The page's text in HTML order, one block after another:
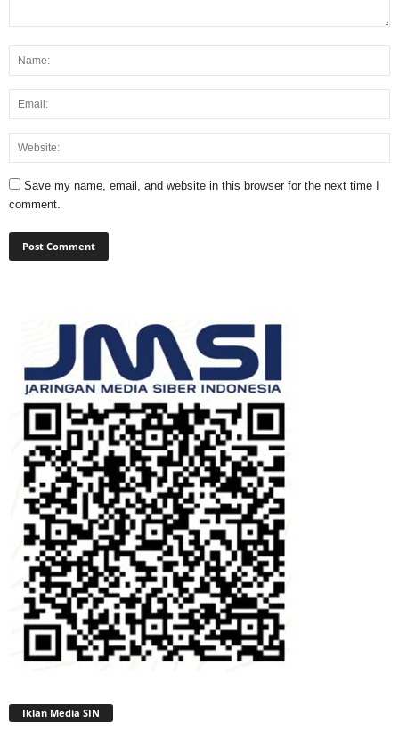
Save my name, email, and website in this browser for the next time I
comment.
Iklan Media SIN